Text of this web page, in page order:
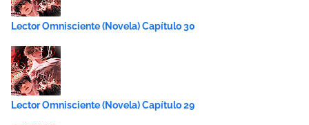
Lector Omnisciente (Novela) Capítulo 30
Lector Omnisciente (Novela) Capítulo 29